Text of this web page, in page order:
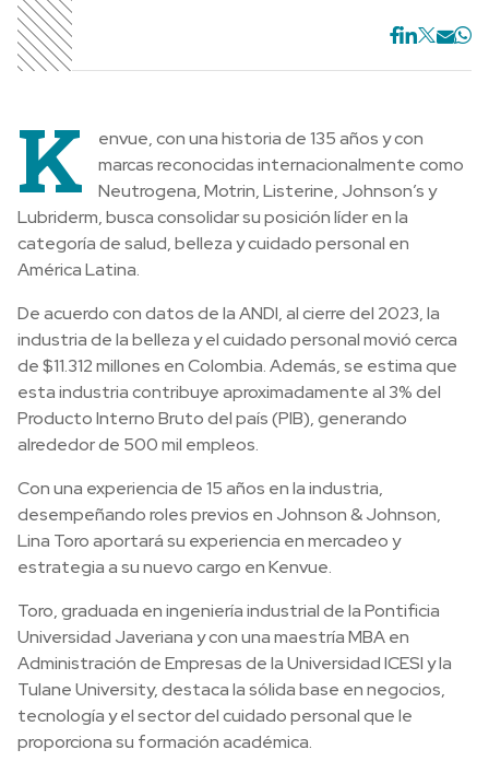
K
envue, con una historia de 135 años y con
marcas reconocidas internacionalmente como
Neutrogena, Motrin, Listerine, Johnson’s y
Lubriderm, busca consolidar su posición líder en la
categoría de salud, belleza y cuidado personal en
América Latina.
De acuerdo con datos de la ANDI, al cierre del 2023, la
industria de la belleza y el cuidado personal movió cerca
de $11.312 millones en Colombia. Además, se estima que
esta industria contribuye aproximadamente al 3% del
Producto Interno Bruto del país (PIB), generando
alrededor de 500 mil empleos.
Con una experiencia de 15 años en la industria,
desempeñando roles previos en Johnson & Johnson,
Lina Toro aportará su experiencia en mercadeo y
estrategia a su nuevo cargo en Kenvue.
Toro, graduada en ingeniería industrial de la Pontificia
Universidad Javeriana y con una maestría MBA en
Administración de Empresas de la Universidad ICESI y la
Tulane University, destaca la sólida base en negocios,
tecnología y el sector del cuidado personal que le
proporciona su formación académica.